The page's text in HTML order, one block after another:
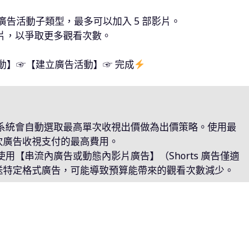
活動子類型，最多可以加入 5 部影片。
以爭取更多觀看次數。
】☞【建立廣告活動】☞ 完成
會自動選取最高單次收視出價做為出價策略。使用最
告收視支付的最高費用。
【串流內廣告或動態內影片廣告】（Shorts 廣告僅適
定格式廣告，可能導致預算能帶來的觀看次數減少。